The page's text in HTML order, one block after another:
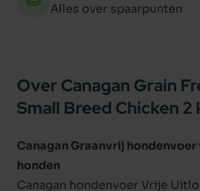
Alles over spaarpunten
Over Canagan Grain
Small Breed Chicken 2
Canagan Graanvrij
honden
Canagan hondenvoer Vrije